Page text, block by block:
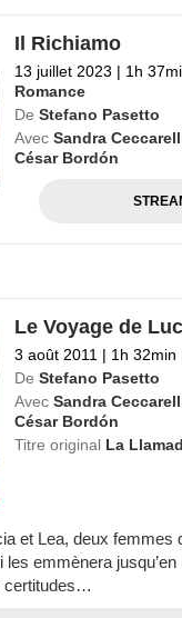
Il Richiamo
13 juillet 2023 | 1h
Romance
De Stefano Pasetto
Avec Sandra
César Bordón
Le Voyage de
3 août 2011 | 1h 32min
De Stefano Pasetto
Avec Sandra
César Bordón
Titre original La
et Lea, deux femmes
emmènera
certitudes…